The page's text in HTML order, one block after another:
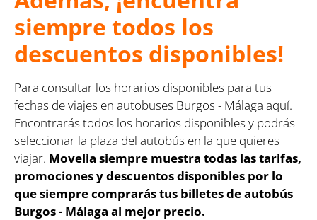
siempre todos los
descuentos disponibles!
Para consultar los horarios disponibles para tus
fechas de viajes en autobuses Burgos - Málaga aquí.
Encontrarás todos los horarios disponibles y podrás
seleccionar la plaza del autobús en la que quieres
viajar. Movelia siempre muestra todas las tarifas,
promociones y descuentos disponibles por lo
que siempre comprarás tus billetes de autobús
Burgos - Málaga al mejor precio.